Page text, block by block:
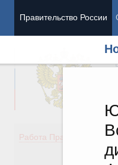
Правительство России
Работа Правительства